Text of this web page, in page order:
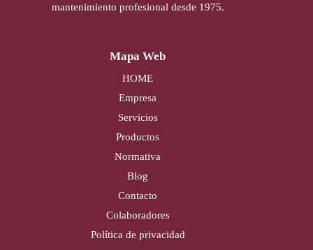
mantenimiento profesional desde 1975.
Mapa Web
HOME
Empresa
Servicios
Productos
Normativa
Blog
Contacto
Colaboradores
Política de privacidad